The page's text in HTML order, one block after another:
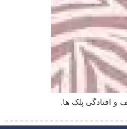
و افتادگی پلک ها.